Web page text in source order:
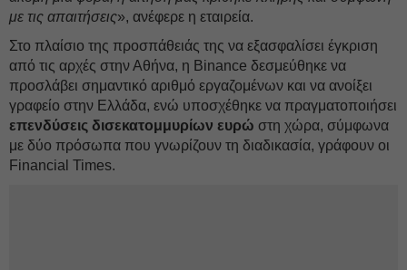
με τις απαιτήσεις», ανέφερε η εταιρεία.
Στο πλαίσιο της προσπάθειάς της να εξασφαλίσει έγκριση
από τις αρχές στην Αθήνα, η Binance δεσμεύθηκε να
προσλάβει σημαντικό αριθμό εργαζομένων και να ανοίξει
γραφείο στην Ελλάδα, ενώ υποσχέθηκε να πραγματοποιήσει
επενδύσεις δισεκατομμυρίων ευρώ στη χώρα, σύμφωνα
με δύο πρόσωπα που γνωρίζουν τη διαδικασία, γράφουν οι
Financial Times.